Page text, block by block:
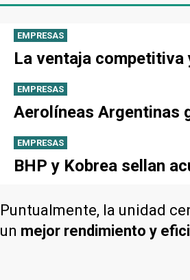
EMPRESAS
La ventaja competitiva
EMPRESAS
Aerolíneas Argentinas
EMPRESAS
BHP y Kobrea sellan
Puntualmente, la unidad
un mejor rendimiento y